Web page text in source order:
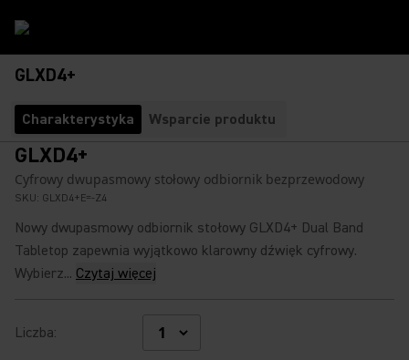
GLXD4+
Charakterystyka Wsparcie produktu
GLXD4+
Cyfrowy dwupasmowy stołowy odbiornik bezprzewodowy
SKU: GLXD4+E=-Z4
Nowy dwupasmowy odbiornik stołowy GLXD4+ Dual Band
Tabletop zapewnia wyjątkowo klarowny dźwięk cyfrowy.
Wybierz... Czytaj więcej
Liczba: